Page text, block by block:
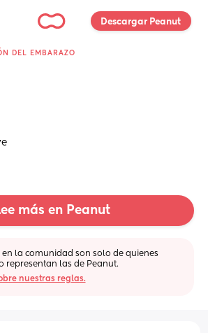
Descargar Peanut
DEL EMBARAZO
más en Peanut
en la comunidad son solo de quienes
representan las de Peanut.
nuestras reglas.